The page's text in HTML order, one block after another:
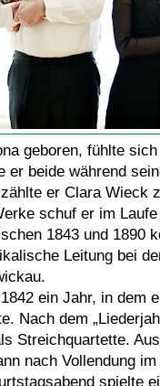
geboren, fühlte
er beide während
er Clara Wieck
schuf er im
1843 und 1890
Leitung bei
ein Jahr, in dem
Nach dem
Streichquartette.
nach Vollendung
spielte